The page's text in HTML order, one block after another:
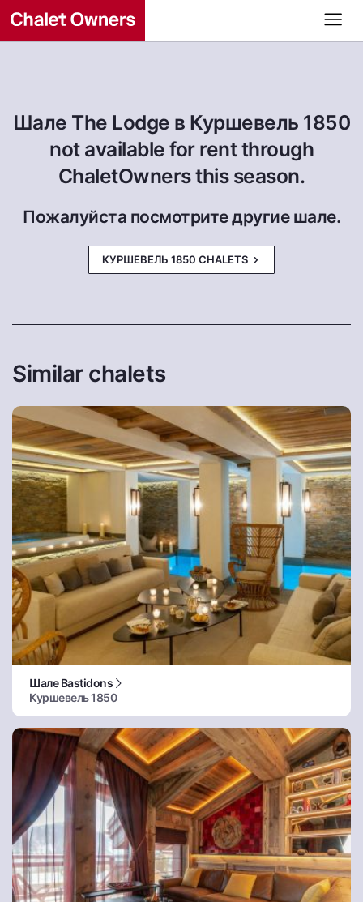
Шале The Lodge в Куршевель 1850
not available for rent through
ChaletOwners this season.
Пожалуйста посмотрите другие шале.
КУРШЕВЕЛЬ 1850 CHALETS
Similar chalets
Шале Bastidons
Куршевель 1850